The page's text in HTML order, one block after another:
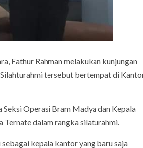
Fathur Rahman melakukan kunjungan
tersebut bertempat di
Seksi Operasi Bram Madya dan Kepala
Ternate dalam rangka silaturahmi.
kepala kantor yang baru saja